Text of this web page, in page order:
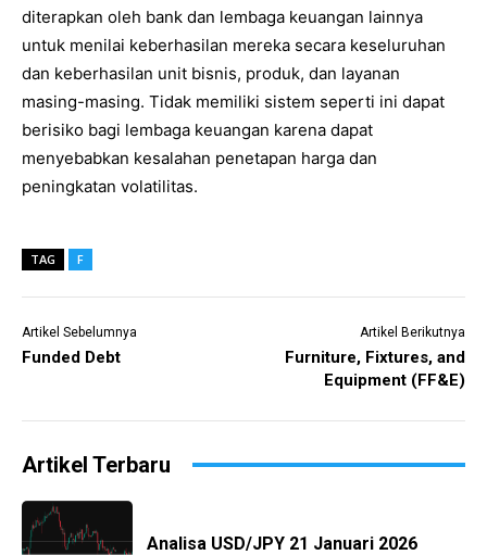
diterapkan oleh bank dan lembaga keuangan lainnya
untuk menilai keberhasilan mereka secara keseluruhan
dan keberhasilan unit bisnis, produk, dan layanan
masing-masing. Tidak memiliki sistem seperti ini dapat
berisiko bagi lembaga keuangan karena dapat
menyebabkan kesalahan penetapan harga dan
peningkatan volatilitas.
TAG F
Artikel Sebelumnya
Funded Debt
Artikel Berikutnya
Furniture, Fixtures, and
Equipment (FF&E)
Artikel Terbaru
Analisa USD/JPY 21 Januari 2026